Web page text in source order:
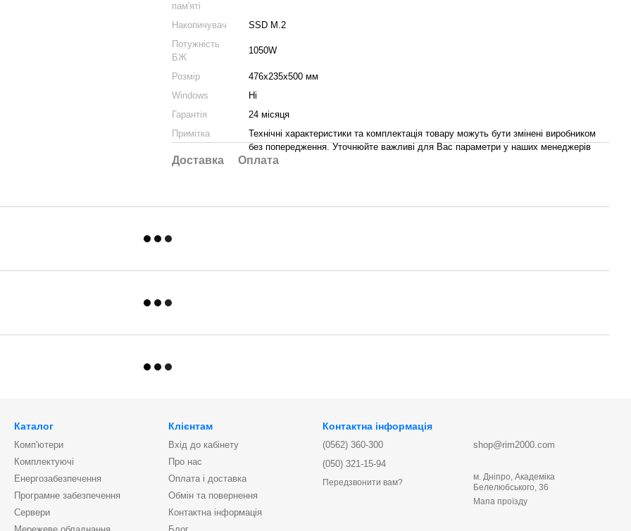
пам'яті
Накопичувач
SSD M.2
Потужність
БЖ
1050W
Розмір
476х235х500 мм
Windows
Ні
Гарантія
24 місяця
Примітка
Технічні характеристики та комплектація товару можуть бути змінені виробником
без попередження. Уточнюйте важливі для Вас параметри у наших менеджерів
Доставка Оплата
Каталог
Комп'ютери
Комплектуючі
Енергозабезпечення
Програмне забезпечення
Сервери
Клієнтам
Вхід до кабінету
Про нас
Оплата і доставка
Обмін та повернення
Контактна інформація
Контактна інформація
(0562) 360-300
(050) 321-15-94
Передзвонити вам?
shop@rim2000.com
м. Дніпро, Академіка
Белелюбського, 36
Мапа проїзду